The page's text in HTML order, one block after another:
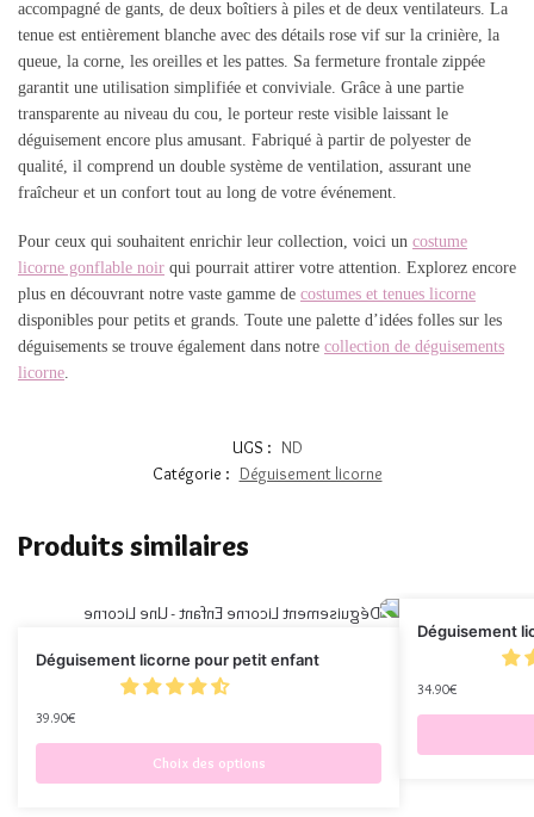
accompagné de gants, de deux boîtiers à piles et de deux ventilateurs. La
tenue est entièrement blanche avec des détails rose vif sur la crinière, la
queue, la corne, les oreilles et les pattes. Sa fermeture frontale zippée
garantit une utilisation simplifiée et conviviale. Grâce à une partie
transparente au niveau du cou, le porteur reste visible laissant le
déguisement encore plus amusant. Fabriqué à partir de polyester de
qualité, il comprend un double système de ventilation, assurant une
fraîcheur et un confort tout au long de votre événement.
Pour ceux qui souhaitent enrichir leur collection, voici un costume
licorne gonflable noir qui pourrait attirer votre attention. Explorez encore
plus en découvrant notre vaste gamme de costumes et tenues licorne
disponibles pour petits et grands. Toute une palette d’idées folles sur les
déguisements se trouve également dans notre collection de déguisements
licorne.
UGS : ND
Catégorie : Déguisement licorne
Produits similaires
Déguisement licorne pour petit enfant
39.90€
Choix des options
Déguisement
34.90€